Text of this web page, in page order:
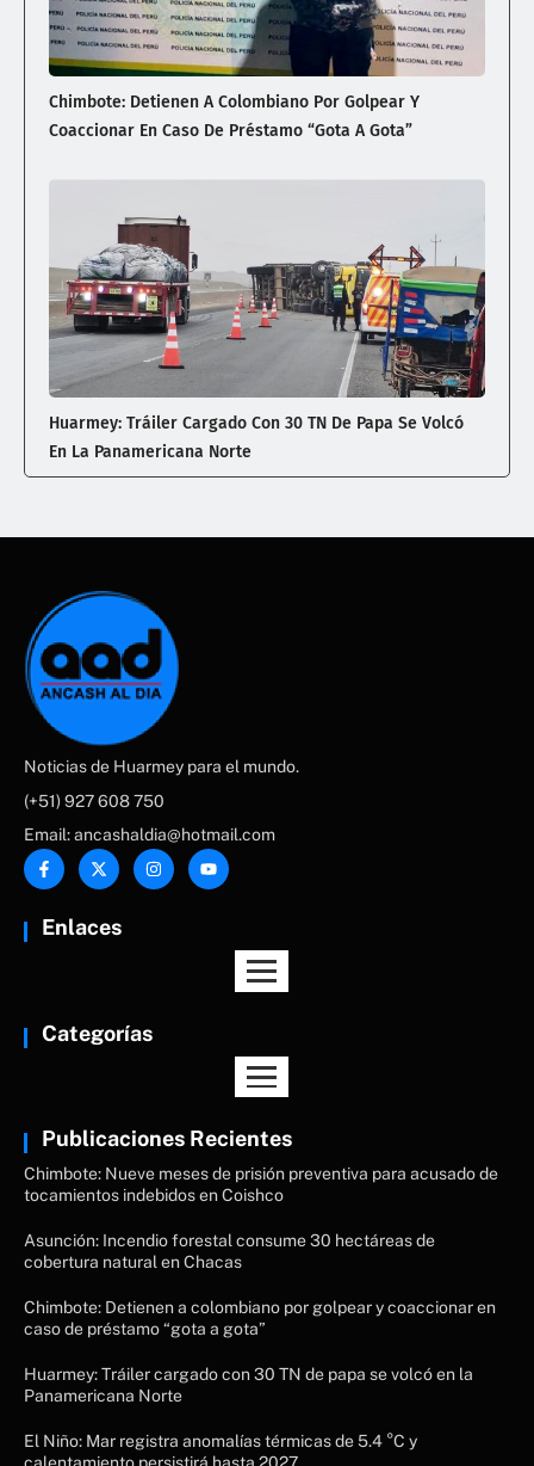
Chimbote: Detienen A Colombiano Por Golpear Y
Coaccionar En Caso De Préstamo “gota A Gota”
Huarmey: Tráiler Cargado Con 30 TN De Papa Se Volcó
En La Panamericana Norte
Noticias de Huarmey para el mundo.
(+51) 927 608 750
Email: ancashaldia@hotmail.com
Enlaces
Categorías
Publicaciones Recientes
Chimbote: Nueve meses de prisión preventiva para acusado de
tocamientos indebidos en Coishco
Asunción: Incendio forestal consume 30 hectáreas de
cobertura natural en Chacas
Chimbote: Detienen a colombiano por golpear y coaccionar en
caso de préstamo “gota a gota”
Huarmey: Tráiler cargado con 30 TN de papa se volcó en la
Panamericana Norte
El Niño: Mar registra anomalías térmicas de 5.4 °C y